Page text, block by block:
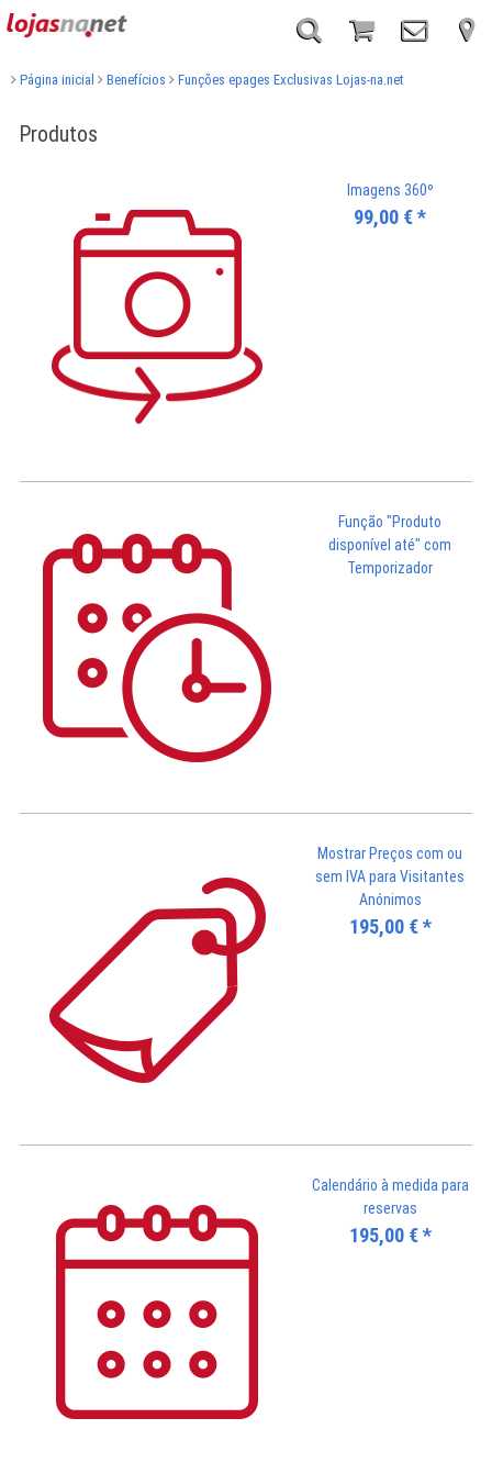
Página inicial Benefícios Funções epages Exclusivas Lojas-na.net
Produtos
Imagens 360º
99,00 €*
Função "Produto
disponível até" com
Temporizador
Mostrar Preços com ou
sem IVA para Visitantes
Anónimos
195,00 €*
Calendário à medida para
reservas
195,00 €*